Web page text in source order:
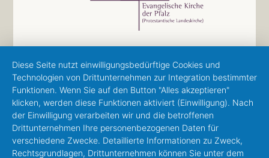
Diese Seite nutzt einwilligungsbedürftige Cookies und
Technologien von Drittunternehmen zur Integration bestimmter
Funktionen. Wenn Sie auf den Button "Alles akzeptieren"
klicken, werden diese Funktionen aktiviert (Einwilligung). Nach
der Einwilligung verarbeiten wir und die betroffenen
Drittunternehmen Ihre personenbezogenen Daten für
verschiedene Zwecke. Detaillierte Informationen zu Zweck,
Rechtsgrundlagen, Drittunternehmen können Sie unter dem